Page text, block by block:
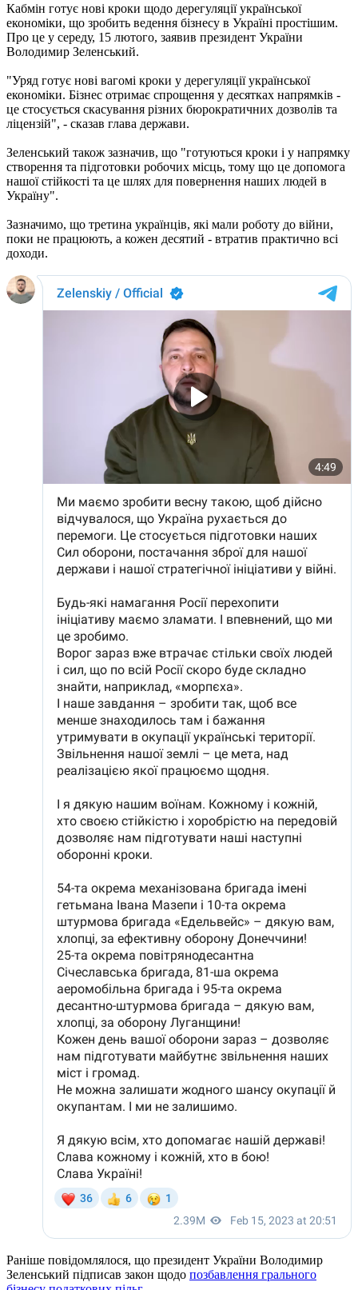
Кабмін готує нові кроки щодо дерегуляції української
економіки, що зробить ведення бізнесу в Україні простішим.
Про це у середу, 15 лютого, заявив президент України
Володимир Зеленський.
"Уряд готує нові вагомі кроки у дерегуляції української
економіки. Бізнес отримає спрощення у десятках напрямків -
це стосується скасування різних бюрократичних дозволів та
ліцензій", - сказав глава держави.
Зеленський також зазначив, що "готуються кроки і у напрямку
створення та підготовки робочих місць, тому що це допомога
нашої стійкості та це шлях для повернення наших людей в
Україну".
Зазначимо, що третина українців, які мали роботу до війни,
поки не працюють, а кожен десятий - втратив практично всі
доходи.
Раніше повідомлялося, що президент України Володимир
Зеленський підписав закон щодо позбавлення грального